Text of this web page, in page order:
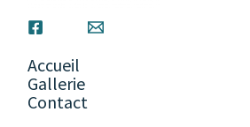
Accueil
Gallerie
Contact